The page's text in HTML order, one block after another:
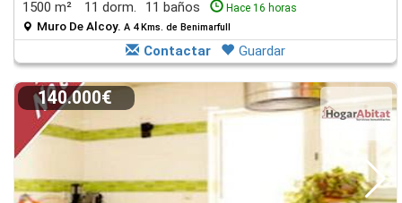
1500 m² 11 dorm. 11 baños Hace 16 horas
Muro De Alcoy. A 4 Kms. de Benimarfull
Contactar Guardar
140.000€